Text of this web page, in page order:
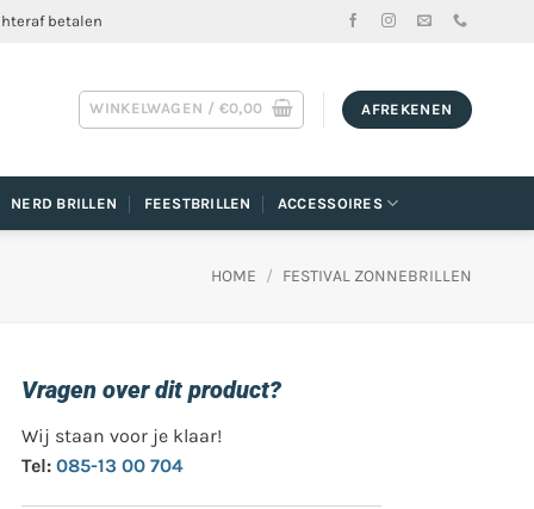
betalen
WINKELWAGEN / €0,00 AFREKENEN
NERD BRILLEN FEESTBRILLEN ACCESSOIRES
HOME / FESTIVAL ZONNEBRILLEN
Vragen over dit product?
Wij staan voor je klaar!
Tel: 085-13 00 704